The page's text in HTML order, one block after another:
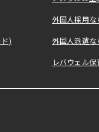
外国人採用
) 外国人派遣な
レバウェル